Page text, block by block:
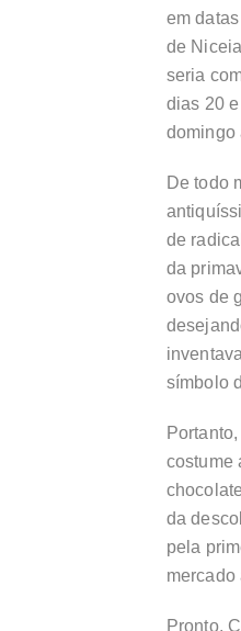
em
de
seria
dias 20
domingo
De todo
de
da
ovos de
símbolo
costume
da
pela
mercado
Pronto.